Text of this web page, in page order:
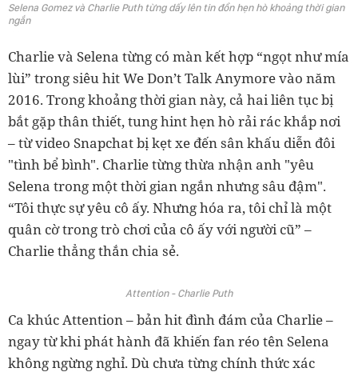
Selena Gomez và Charlie Puth từng dấy lên tin đồn hẹn hò khoảng thời gian
ngắn
Charlie và Selena từng có màn kết hợp “ngọt như mía
lùi” trong siêu hit We Don’t Talk Anymore vào năm
2016. Trong khoảng thời gian này, cả hai liên tục bị
bắt gặp thân thiết, tung hint hẹn hò rải rác khắp nơi
– từ video Snapchat bị kẹt xe đến sân khấu diễn đôi
"tình bể bình". Charlie từng thừa nhận anh "yêu
Selena trong một thời gian ngắn nhưng sâu đậm".
“Tôi thực sự yêu cô ấy. Nhưng hóa ra, tôi chỉ là một
quân cờ trong trò chơi của cô ấy với người cũ” –
Charlie thẳng thắn chia sẻ.
Attention - Charlie Puth
Ca khúc Attention – bản hit đình đám của Charlie –
ngay từ khi phát hành đã khiến fan réo tên Selena
không ngừng nghỉ. Dù chưa từng chính thức xác